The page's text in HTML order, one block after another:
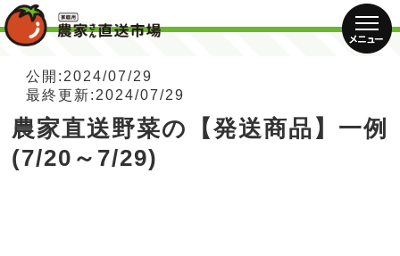
公開:2024/07/29
最終更新:2024/07/29
農家直送野菜の【発送商品】一例
(7/20～7/29)